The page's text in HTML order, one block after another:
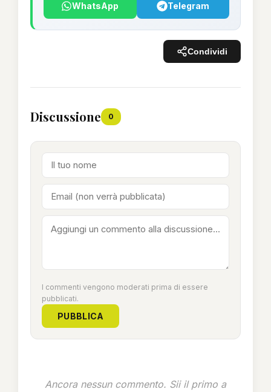
WhatsApp Telegram
Condividi
Discussione 0
I commenti vengono moderati prima di essere
pubblicati.
PUBBLICA
Ancora nessun commento. Sii il primo a